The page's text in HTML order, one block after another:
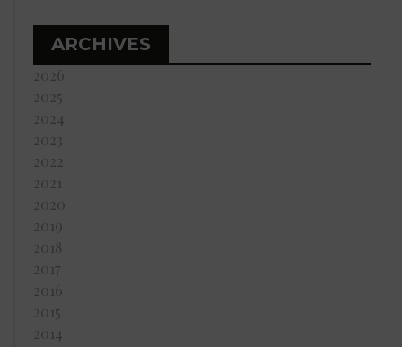
ARCHIVES
2026
2025
2024
2023
2022
2021
2020
2019
2018
2017
2016
2015
2014